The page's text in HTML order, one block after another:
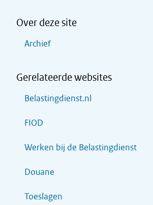
Over deze site
Archief
Gerelateerde websites
Belastingdienst.nl
FIOD
Werken bij de Belastingdienst
Douane
Toeslagen